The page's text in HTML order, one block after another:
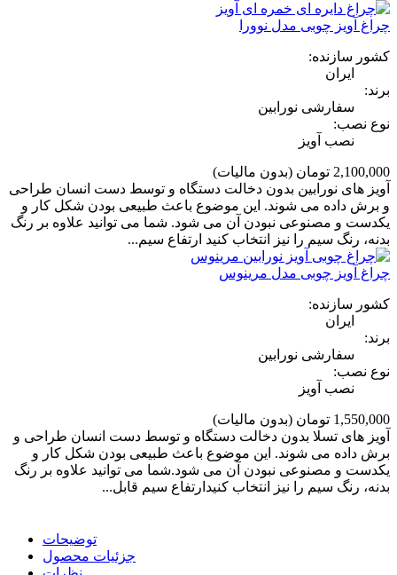
چراغ آویز چوبی مدل نوورا
کشور سازنده:
ایران
برند:
سفارشی نورابین
نوع نصب:
نصب آویز
2,100,000 تومان
(بدون مالیات)
آویز های نورابین بدون دخالت دستگاه و توسط دست انسان طراحی
و برش داده می شوند. این موضوع باعث طبیعی بودن شکل کار و
یکدست و مصنوعی نبودن آن می شود. شما می توانید علاوه بر رنگ
بدنه، رنگ سیم را نیز انتخاب کنید ارتفاع سیم...
چراغ آویز چوبی مدل مرینوس
کشور سازنده:
ایران
برند:
سفارشی نورابین
نوع نصب:
نصب آویز
1,550,000 تومان
(بدون مالیات)
آویز های تسلا بدون دخالت دستگاه و توسط دست انسان طراحی و
برش داده می شوند. این موضوع باعث طبیعی بودن شکل کار و
یکدست و مصنوعی نبودن آن می شود.شما می توانید علاوه بر رنگ
بدنه، رنگ سیم را نیز انتخاب کنیدارتفاع سیم قابل...
توضیحات
جزئیات محصول